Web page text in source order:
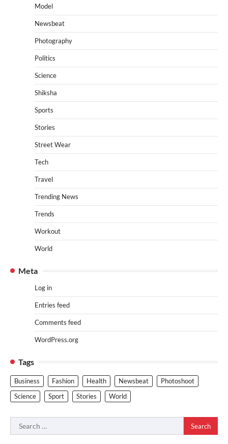
Model
Newsbeat
Photography
Politics
Science
Shiksha
Sports
Stories
Street Wear
Tech
Travel
Trending News
Trends
Workout
World
Meta
Log in
Entries feed
Comments feed
WordPress.org
Tags
Business Fashion Health Newsbeat
Photoshoot
Science
Sport Stories World
Search
for: